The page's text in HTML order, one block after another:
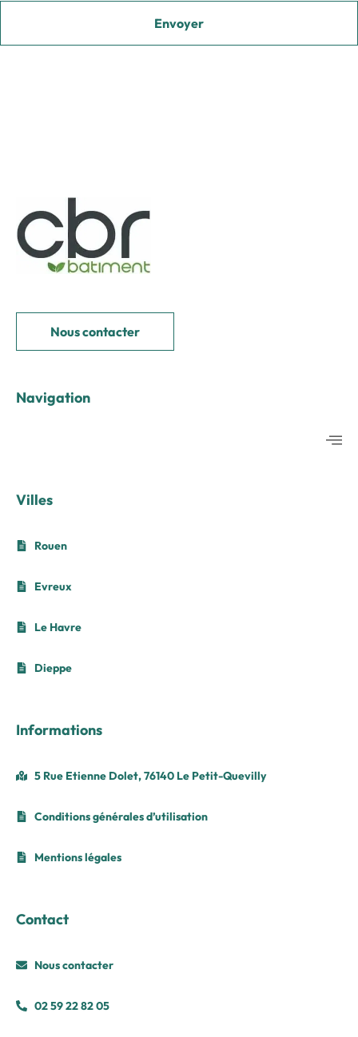
Nous contacter
Navigation
Villes
Rouen
Evreux
Le Havre
Dieppe
Informations
5 Rue Etienne Dolet, 76140 Le Petit-Quevilly
Conditions générales d’utilisation
Mentions légales
Contact
Nous contacter
02 59 22 82 05